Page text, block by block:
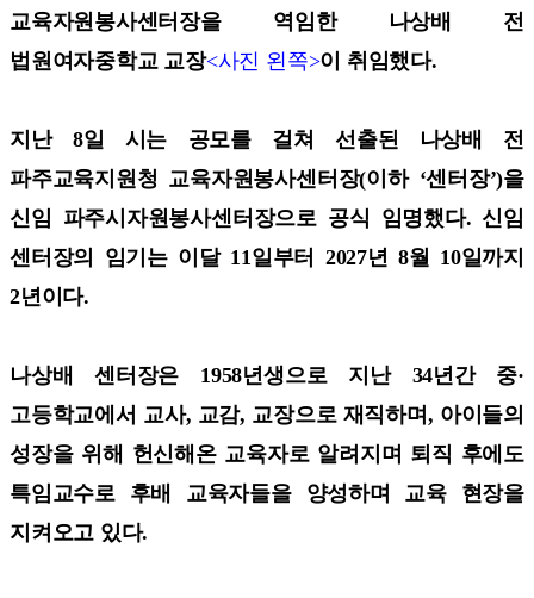
교육자원봉사센터장을 역임한 나상배 전
법원여자중학교 교장<사진 왼쪽>이 취임했다.
지난 8일 시는 공모를 걸쳐 선출된 나상배 전
파주교육지원청 교육자원봉사센터장(이하 ‘센터장’)을
신임 파주시자원봉사센터장으로 공식 임명했다. 신임
센터장의 임기는 이달 11일부터 2027년 8월 10일까지
2년이다.
나상배 센터장은 1958년생으로 지난 34년간 중·
고등학교에서 교사, 교감, 교장으로 재직하며, 아이들의
성장을 위해 헌신해온 교육자로 알려지며 퇴직 후에도
특임교수로 후배 교육자들을 양성하며 교육 현장을
지켜오고 있다.